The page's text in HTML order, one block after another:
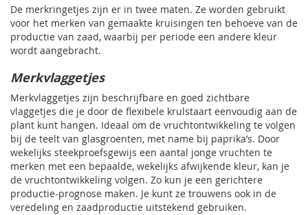
De merkringetjes zijn er in twee maten. Ze worden gebruikt
voor het merken van gemaakte kruisingen ten behoeve van de
productie van zaad, waarbij per periode een andere kleur
wordt aangebracht.
Merkvlaggetjes
Merkvlaggetjes zijn beschrijfbare en goed zichtbare
vlaggetjes die je door de flexibele krulstaart eenvoudig aan de
plant kunt hangen. Ideaal om de vruchtontwikkeling te volgen
bij de teelt van glasgroenten, met name bij paprika’s. Door
wekelijks steekproefsgewijs een aantal jonge vruchten te
merken met een bepaalde, wekelijks afwijkende kleur, kan je
de vruchtontwikkeling volgen. Zo kun je een gerichtere
productie-prognose maken. Je kunt ze trouwens ook in de
veredeling en zaadproductie uitstekend gebruiken.